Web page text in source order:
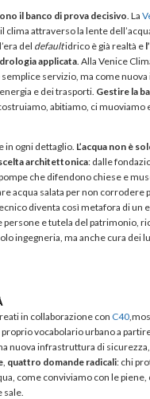
il banco di prova decisivo . La
clima attraverso la lente
del defaultidrico è già realtà e
applicata . Alla Venice
semplice servizio, ma come
e dei trasporti. Gestire la
abitiamo, ci muoviamo
in ogni dettaglio. L’acqua non è
architettonica: dalle
che difendono chiese e
acqua salata per non corrodere
diventa così metafora di un
e tutela del patrimonio,
ingegneria, ma anche cura dei
in collaborazione con C40
vocabolario urbano a
nuova infrastruttura di
quattro domande radicali: chi
come conviviamo con le